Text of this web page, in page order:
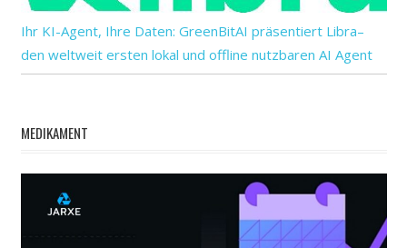
Ihr KI-Agent, Ihre Daten: GreenBitAI präsentiert Libra–
den weltweit ersten lokal und offline nutzbaren AI Agent
MEDIKAMENT